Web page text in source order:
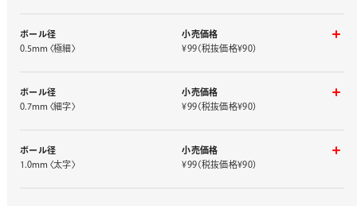
ブラウン
XLRN3-E
黒
XLRN4-A
赤
XLRN4-B
ブラウン
XLRN4-E
ボール径
0.5mm〈極細〉
小売価格
¥99（税抜価格¥90）
黒
XLRN5-A
赤
XLRN5-B
ブラウン
XLRN5-E
ボール径
0.7mm〈細字〉
小売価格
¥99（税抜価格¥90）
黒
XLR7-A
赤
XLR7-B
ボール径
1.0mm〈太字〉
小売価格
¥99（税抜価格¥90）